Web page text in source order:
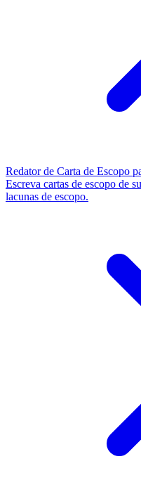
Redator de Carta de Escopo
Escreva cartas de escopo de
lacunas de escopo.